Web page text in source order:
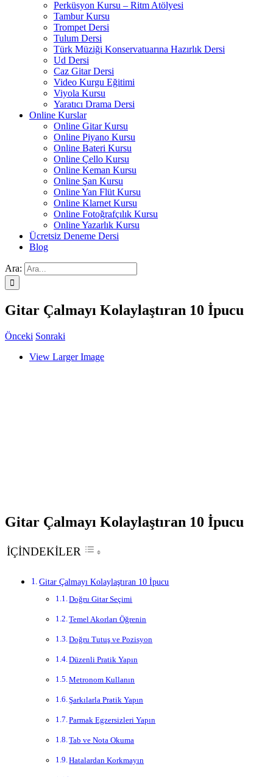
Perküsyon Kursu – Ritm Atölyesi
Tambur Kursu
Trompet Dersi
Tulum Dersi
Türk Müziği Konservatuarına Hazırlık Dersi
Ud Dersi
Caz Gitar Dersi
Video Kurgu Eğitimi
Viyola Kursu
Yaratıcı Drama Dersi
Online Kurslar
Online Gitar Kursu
Online Piyano Kursu
Online Bateri Kursu
Online Çello Kursu
Online Keman Kursu
Online Şan Kursu
Online Yan Flüt Kursu
Online Klarnet Kursu
Online Fotoğrafçılık Kursu
Online Yazarlık Kursu
Ücretsiz Deneme Dersi
Blog
Ara:
Gitar Çalmayı Kolaylaştıran 10 İpucu
Önceki Sonraki
View Larger Image
Gitar Çalmayı Kolaylaştıran 10 İpucu
İÇİNDEKİLER
Gitar Çalmayı Kolaylaştıran 10 İpucu
Doğru Gitar Seçimi
Temel Akorları Öğrenin
Doğru Tutuş ve Pozisyon
Düzenli Pratik Yapın
Metronom Kullanın
Şarkılarla Pratik Yapın
Parmak Egzersizleri Yapın
Tab ve Nota Okuma
Hatalardan Korkmayın